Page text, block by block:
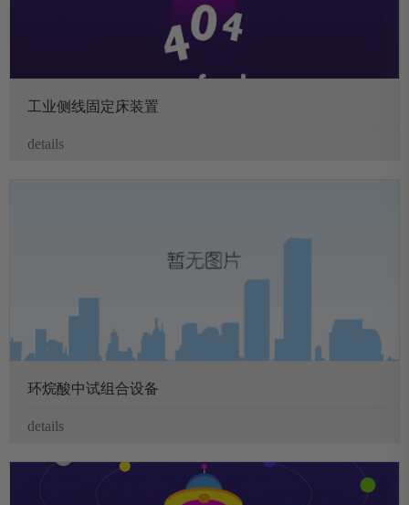
工业侧线固定床装置
details
环烷酸中试组合设备
details